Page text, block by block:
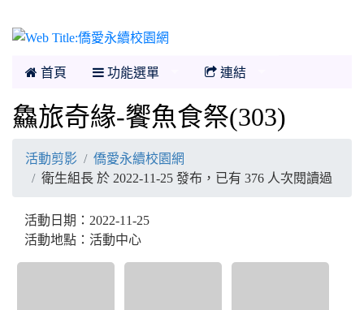
首頁 功能選單 連結
鱻旅奇緣-饗魚食祭(303)
活動剪影
僑愛永續校園網
衛生組長 於 2022-11-25 發布，已有 376 人次閱讀過
活動日期：2022-11-25
活動地點：活動中心